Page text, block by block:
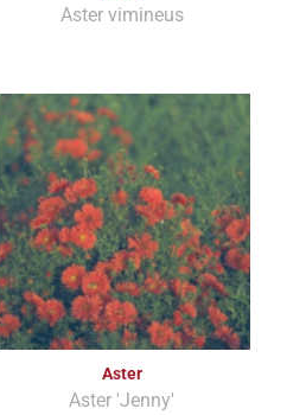
Aster vimineus
Aster
Aster 'Jenny'